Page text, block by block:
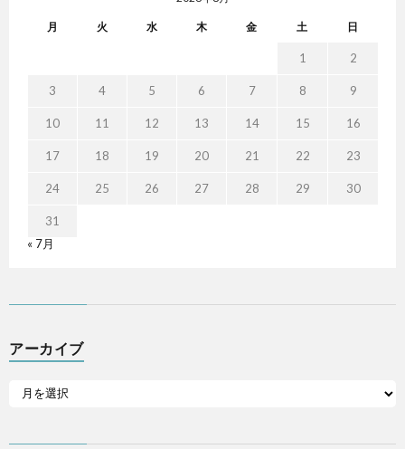
月 火 水 木 金 土 日
1 2
3 4 5 6 7 8 9
10 11 12 13 14 15 16
17 18 19 20 21 22 23
24 25 26 27 28 29 30
31
« 7月
アーカイブ